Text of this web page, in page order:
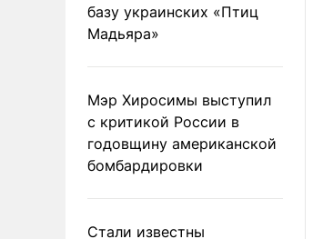
базу украинских «Птиц
Мадьяра»
Мэр Хиросимы выступил
с критикой России в
годовщину американской
бомбардировки
Стали известны